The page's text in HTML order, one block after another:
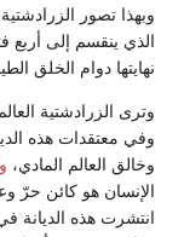
وبهذا تصور
الذي ينقسم إلى أربع
نهايتها دوام الخلق
وترى الزرادشتية
وفي معتقدات هذه
وخالق العالم المادي،
الإنسان هو كائن حرّ
انتشرت هذه الديانة